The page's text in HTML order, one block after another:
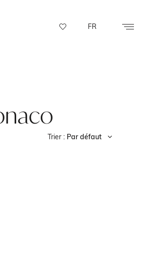
FR
Trier : Par défaut